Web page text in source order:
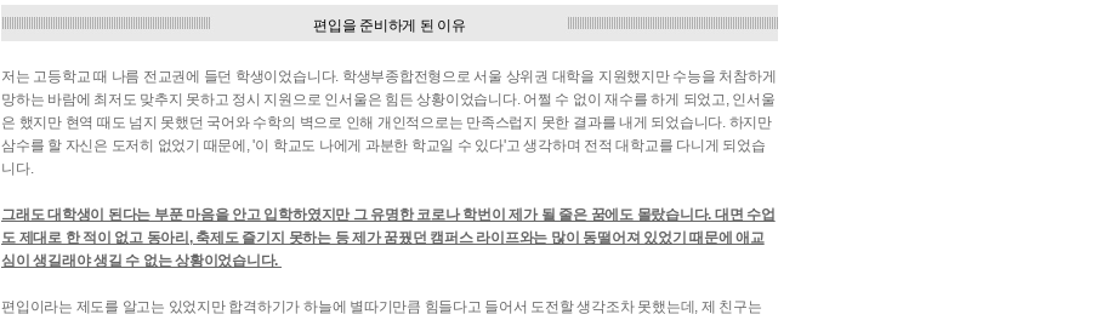
편입을 준비하게 된 이유
저는 고등학교 때 나름 전교권에 들던 학생이었습니다. 학생부종합전형으로 서울 상위권 대학을 지원했지만 수능을 처참하게
망하는 바람에 최저도 맞추지 못하고 정시 지원으로 인서울은 힘든 상황이었습니다. 어쩔 수 없이 재수를 하게 되었고, 인서울
은 했지만 현역 때도 넘지 못했던 국어와 수학의 벽으로 인해 개인적으로는 만족스럽지 못한 결과를 내게 되었습니다. 하지만
삼수를 할 자신은 도저히 없었기 때문에, '이 학교도 나에게 과분한 학교일 수 있다'고 생각하며 전적 대학교를 다니게 되었습
니다.
그래도 대학생이 된다는 부푼 마음을 안고 입학하였지만 그 유명한 코로나 학번이 제가 될 줄은 꿈에도 몰랐습니다. 대면 수업
도 제대로 한 적이 없고 동아리, 축제도 즐기지 못하는 등 제가 꿈꿨던 캠퍼스 라이프와는 많이 동떨어져 있었기 때문에 애교
심이 생길래야 생길 수 없는 상황이었습니다.
편입이라는 제도를 알고는 있었지만 합격하기가 하늘에 별따기만큼 힘들다고 들어서 도전할 생각조차 못했는데, 제 친구는